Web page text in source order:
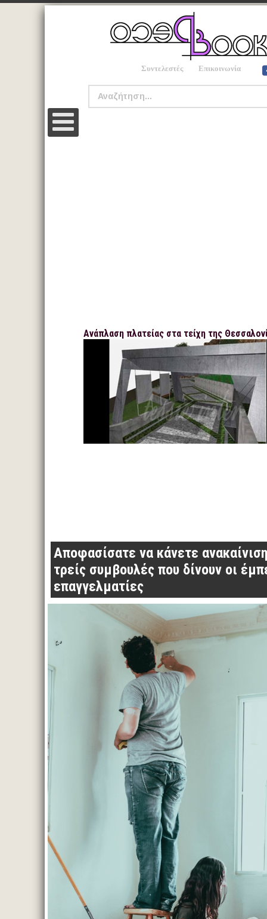
Συντελεστές Επικοινωνία
Ανάπλαση πλατείας στα τείχη της
Αποφασίσατε να κάνετε
τρείς συμβουλές που δίνουν οι
επαγγελματίες